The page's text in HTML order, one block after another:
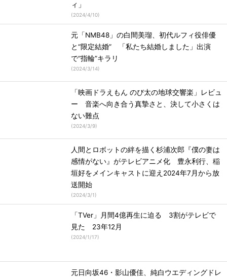
ィ」
(2024/4/10)
元「NMB48」の白間美瑠、初代ルフィ役俳優
と“限定結婚” 「私たち結婚しました」出演
で“指輪”キラリ
(2024/3/14)
「映画ドラえもん のび太の地球交響楽」レビュ
ー 音楽へ向き合う真摯さと、決して小さくは
ない難点
(2024/3/9)
人間とロボットの絆を描く杉浦次郎『僕の妻は
感情がない』がテレビアニメ化 豊永利行、稲
垣好をメインキャストに迎え2024年7月から放
送開始
(2024/3/1)
「TVer」月間4億再生に迫る 3割がテレビで
見た 23年12月
(2024/1/17)
元日向坂46・影山優佳、純白ウエディングドレ